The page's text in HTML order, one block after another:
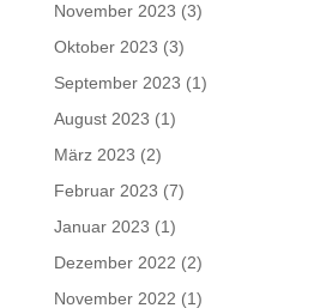
November 2023 (3)
Oktober 2023 (3)
September 2023 (1)
August 2023 (1)
März 2023 (2)
Februar 2023 (7)
Januar 2023 (1)
Dezember 2022 (2)
November 2022 (1)